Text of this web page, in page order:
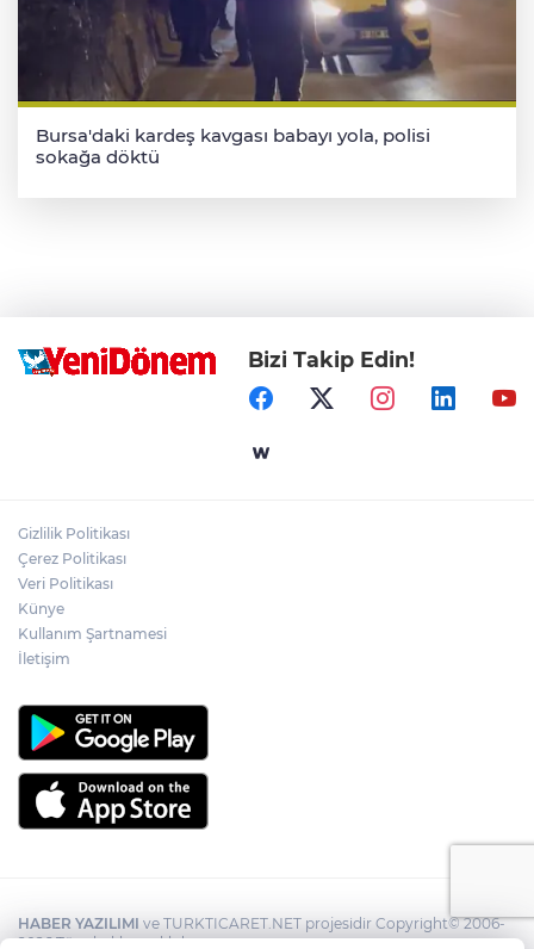
Bursa'daki kardeş kavgası babayı yola, polisi
sokağa döktü
Bizi Takip Edin!
Gizlilik Politikası
Çerez Politikası
Veri Politikası
Künye
Kullanım Şartnamesi
İletişim
HABER YAZILIMI ve TURKTICARET.NET projesidir Copyright© 2006-
2026 Tüm hakları saklıdır.